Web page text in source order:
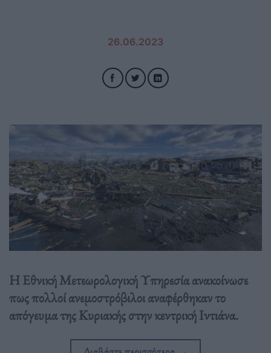
26.06.2023
Η Εθνική Μετεωρολογική Υπηρεσία ανακοίνωσε
πως πολλοί ανεμοστρόβιλοι αναφέρθηκαν το
απόγευμα της Κυριακής στην κεντρική Ιντιάνα.